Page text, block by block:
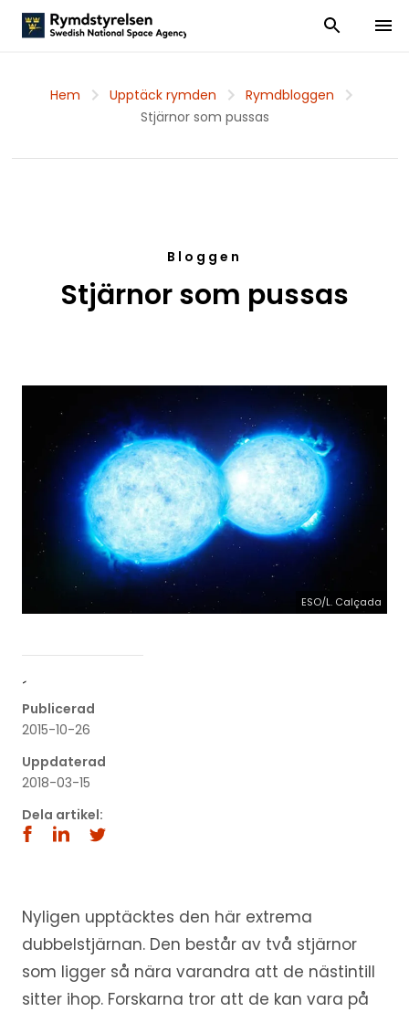
Visa och dölj
Visa
Hem Upptäck rymden
Rymdbloggen
Stjärnor som pussas
Bloggen
Stjärnor som pussas
ESO/L. Calçada
´
Publicerad
2015-10-26
Uppdaterad
2018-03-15
Dela artikel:
Nyligen upptäcktes den här extrema
dubbelstjärnan. Den består av två stjärnor
som ligger så nära varandra att de nästintill
sitter ihop. Forskarna tror att de kan vara på